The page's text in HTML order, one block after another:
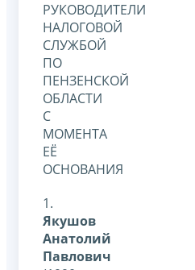
РУКОВОДИТЕЛИ
НАЛОГОВОЙ
СЛУЖБОЙ
ПО
ПЕНЗЕНСКОЙ
ОБЛАСТИ
С
МОМЕНТА
ЕЁ
ОСНОВАНИЯ
1.
Якушов
Анатолий
Павлович